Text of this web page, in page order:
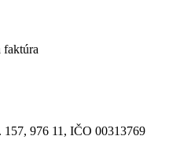
faktúra
157, 976 11, IČO 00313769